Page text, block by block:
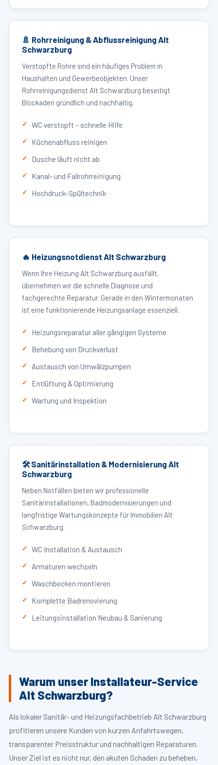
🚿 Rohrreinigung & Abflussreinigung Alt
Schwarzburg
Verstopfte Rohre sind ein häufiges Problem in
Haushalten und Gewerbeobjekten. Unser
Rohrreinigungsdienst Alt Schwarzburg beseitigt
Blockaden gründlich und nachhaltig.
WC verstopft – schnelle Hilfe
Küchenabfluss reinigen
Dusche läuft nicht ab
Kanal- und Fallrohrreinigung
Hochdruck-Spültechnik
🔥 Heizungsnotdienst Alt Schwarzburg
Wenn Ihre Heizung Alt Schwarzburg ausfällt,
übernehmen wir die schnelle Diagnose und
fachgerechte Reparatur. Gerade in den Wintermonaten
ist eine funktionierende Heizungsanlage essenziell.
Heizungsreparatur aller gängigen Systeme
Behebung von Druckverlust
Austausch von Umwälzpumpen
Entlüftung & Optimierung
Wartung und Inspektion
🛠 Sanitärinstallation & Modernisierung Alt
Schwarzburg
Neben Notfällen bieten wir professionelle
Sanitärinstallationen, Badmodernisierungen und
langfristige Wartungskonzepte für Immobilien Alt
Schwarzburg.
WC Installation & Austausch
Armaturen wechseln
Waschbecken montieren
Komplette Badrenovierung
Leitungsinstallation Neubau & Sanierung
Warum unser Installateur-Service
Alt Schwarzburg?
Als lokaler Sanitär- und Heizungsfachbetrieb Alt Schwarzburg
profitieren unsere Kunden von kurzen Anfahrtswegen,
transparenter Preisstruktur und nachhaltigen Reparaturen.
Unser Ziel ist es nicht nur, den akuten Schaden zu beheben,